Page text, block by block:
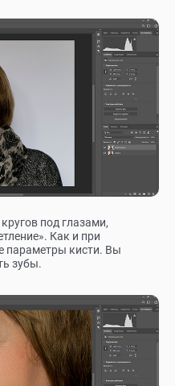
под глазами,
Как и при
параметры кисти. Вы
зубы.